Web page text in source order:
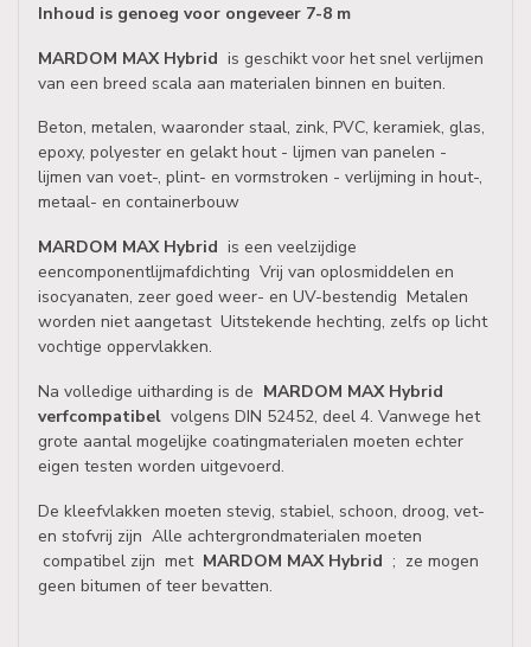
Inhoud is genoeg voor ongeveer 7-8 m
MARDOM MAX Hybrid is geschikt voor het snel verlijmen
van een breed scala aan materialen binnen en buiten.
Beton, metalen, waaronder staal, zink, PVC, keramiek, glas,
epoxy, polyester en gelakt hout - lijmen van panelen -
lijmen van voet-, plint- en vormstroken - verlijming in hout-,
metaal- en containerbouw
MARDOM MAX Hybrid is een veelzijdige
eencomponentlijmafdichting Vrij van oplosmiddelen en
isocyanaten, zeer goed weer- en UV-bestendig Metalen
worden niet aangetast Uitstekende hechting, zelfs op licht
vochtige oppervlakken.
Na volledige uitharding is de MARDOM MAX Hybrid
verfcompatibel volgens DIN 52452, deel 4. Vanwege het
grote aantal mogelijke coatingmaterialen moeten echter
eigen testen worden uitgevoerd.
De kleefvlakken moeten stevig, stabiel, schoon, droog, vet-
en stofvrij zijn Alle achtergrondmaterialen moeten
compatibel zijn met MARDOM MAX Hybrid ; ze mogen
geen bitumen of teer bevatten.